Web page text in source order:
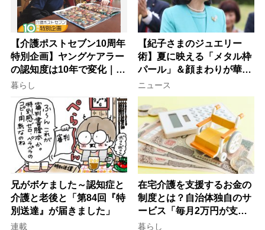
【介護ポストセブン10周年
特別企画】ヤングケアラー
の認知度は10年で変化｜流
行語大賞にノミネート、法
律にも明記されたが果たし
て現在は？
暮らし
【紀子さまのジュエリー
術】夏に映える「メタル枠
パール」＆顔まわりが華や
ぐ「揺れる一粒」の使い分
け方
ニュース
兄がボケました～認知症と
介護と老後と「第84回『特
別送達』が届きました」
連載
在宅介護を支援するお金の
制度とは？自治体独自のサ
ービス「毎月2万円が支給
される」ケースも【FP解
暮らし